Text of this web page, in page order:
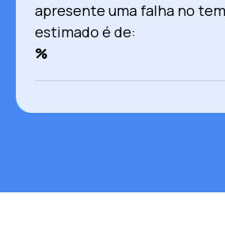
apresente uma falha no
estimado é de:
%